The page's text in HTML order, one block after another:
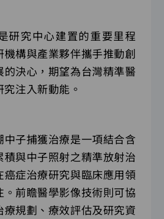
研究中心建置的重要里程
構與產業夥伴攜手推動創
決心，期望為台灣精準醫
注入新動能。
子捕獲治療是一項結合含
與中子照射之精準放射治
症治療研究與臨床應用領
前瞻醫學影像技術則可協
規劃、療效評估及研究資